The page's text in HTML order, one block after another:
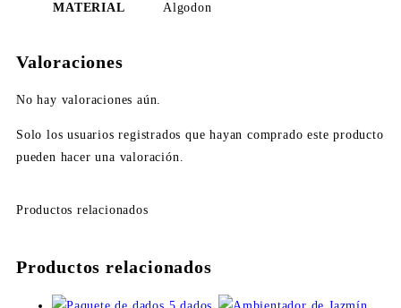
MATERIAL Algodon
Valoraciones
No hay valoraciones aún.
Solo los usuarios registrados que hayan comprado este producto
pueden hacer una valoración.
Productos relacionados
Productos relacionados